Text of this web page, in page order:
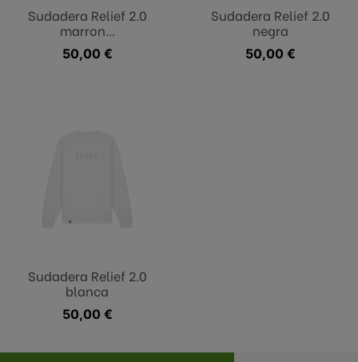
Sudadera Relief 2.0
marron...
Precio
50,00 €
Sudadera Relief 2.0
negra
Precio
50,00 €
Sudadera Relief 2.0
blanca
Precio
50,00 €